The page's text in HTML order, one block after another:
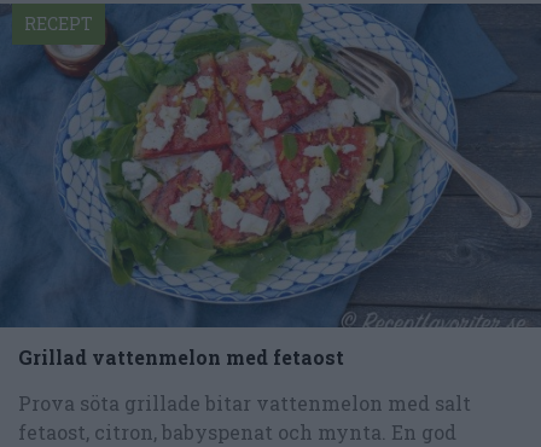
Grillad vattenmelon med fetaost
Prova söta grillade bitar vattenmelon med salt
fetaost, citron, babyspenat och mynta. En god
RECEPT